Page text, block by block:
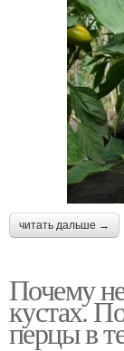
читать дальше →
Почему
кустах.
перцы в